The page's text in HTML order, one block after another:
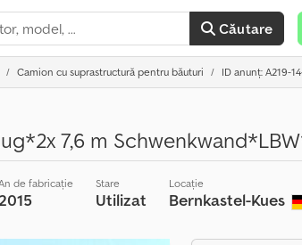
Căutare
Camion cu suprastructură pentru băuturi ID anunț: A219-
7,6 m
de fabricație Stare
Utilizat
Locație
Bernkastel-Kues